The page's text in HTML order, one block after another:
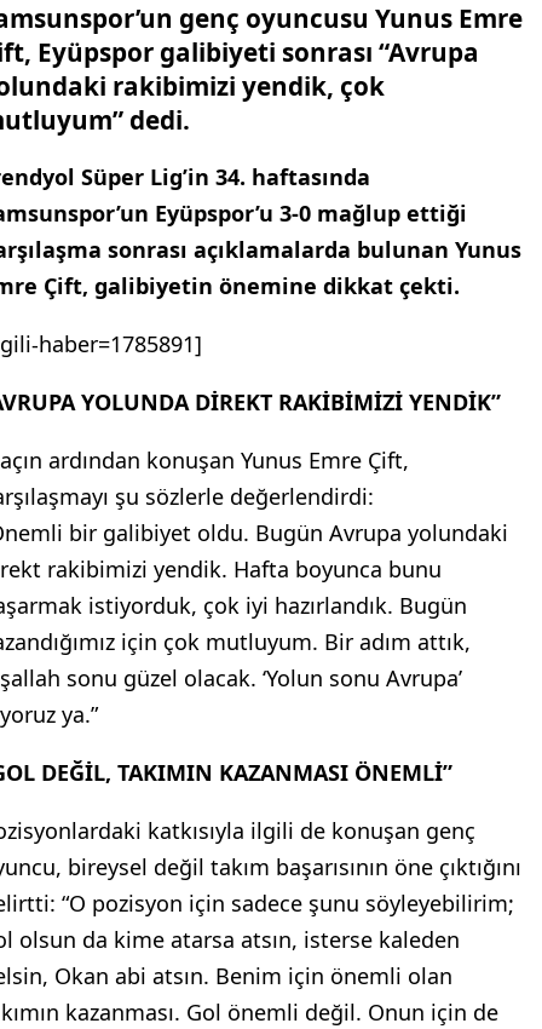
genç oyuncusu Yunus Emre
Eyüpspor galibiyeti sonrası “Avrupa
rakibimizi yendik, çok
dedi.
Süper Lig’in 34. haftasında
Eyüpspor’u 3-0 mağlup ettiği
sonrası açıklamalarda bulunan Yunus
Çift, galibiyetin önemine dikkat çekti.
haber=1785891]
YOLUNDA DİREKT RAKİBİMİZİ YENDİK”
ardından konuşan Yunus Emre Çift,
şu sözlerle değerlendirdi:
bir galibiyet oldu. Bugün Avrupa yolundaki
rakibimizi yendik. Hafta boyunca bunu
istiyorduk, çok iyi hazırlandık. Bugün
için çok mutluyum. Bir adım attık,
sonu güzel olacak. ‘Yolun sonu Avrupa’
ya.”
DEĞİL, TAKIMIN KAZANMASI ÖNEMLİ”
katkısıyla ilgili de konuşan genç
bireysel değil takım başarısının öne çıktığını
“O pozisyon için sadece şunu söyleyebilirim;
olsun da kime atarsa atsın, isterse kaleden
Okan abi atsın. Benim için önemli olan
kazanması. Gol önemli değil. Onun için de